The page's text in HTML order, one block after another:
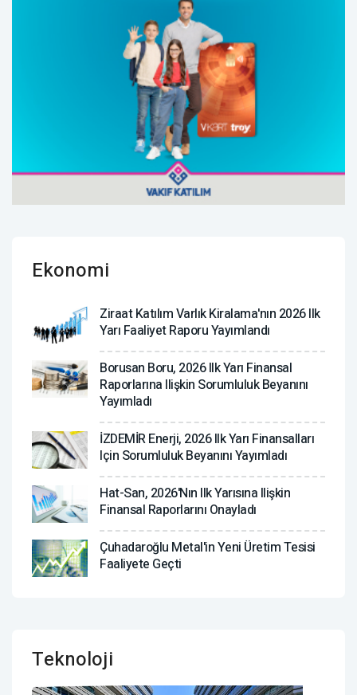
Ekonomi
Ziraat Katılım Varlık Kiralama'nın 2026 Ilk
Yarı Faaliyet Raporu Yayımlandı
Borusan Boru, 2026 Ilk Yarı Finansal
Raporlarına Ilişkin Sorumluluk Beyanını
Yayımladı
İZDEMİR Enerji, 2026 Ilk Yarı Finansalları
Için Sorumluluk Beyanını Yayımladı
Hat-San, 2026'nın Ilk Yarısına Ilişkin
Finansal Raporlarını Onayladı
Çuhadaroğlu Metal'in Yeni Üretim Tesisi
Faaliyete Geçti
Teknoloji